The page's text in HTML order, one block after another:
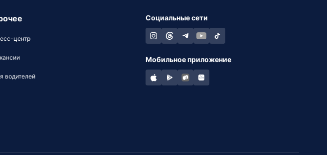
центр
водителей
Социальные сети
Мобильное приложение